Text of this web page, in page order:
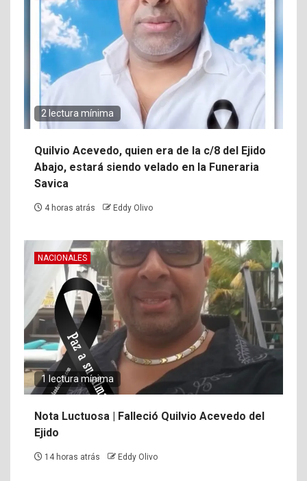
2 lectura mínima
Quilvio Acevedo, quien era de la c/8 del Ejido
Abajo, estará siendo velado en la Funeraria
Savica
4 horas atrás Eddy Olivo
NACIONALES
1 lectura mínima
Nota Luctuosa | Falleció Quilvio Acevedo del
Ejido
14 horas atrás Eddy Olivo